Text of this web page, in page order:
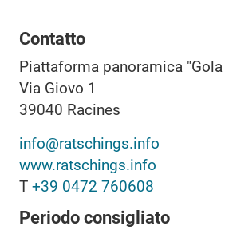
Contatto
Piattaforma panoramica
Via Giovo 1
39040 Racines
info@ratschings.info
www.ratschings.info
T +39 0472 760608
Periodo consigliato